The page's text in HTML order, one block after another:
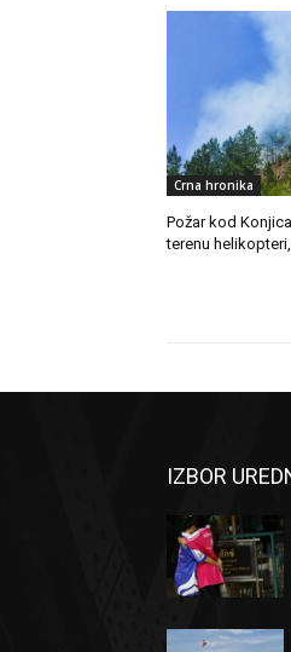
Crna hronika
Požar kod
terenu
IZBOR